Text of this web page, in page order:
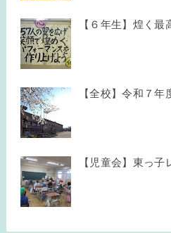
【６年生】煌く最
【全校】令和７
【児童会】東っ子